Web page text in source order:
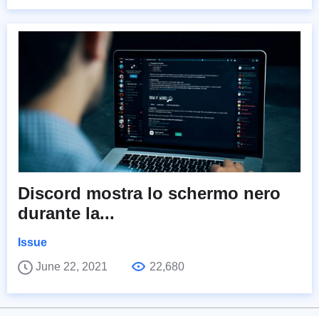
Discord mostra lo schermo nero
durante la...
Issue
June 22, 2021
22,680